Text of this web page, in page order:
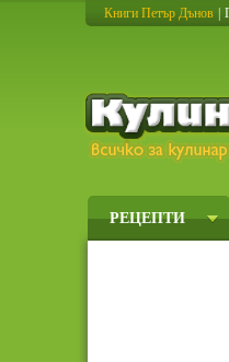
Книги Петър Дънов
РЕЦЕПТИ